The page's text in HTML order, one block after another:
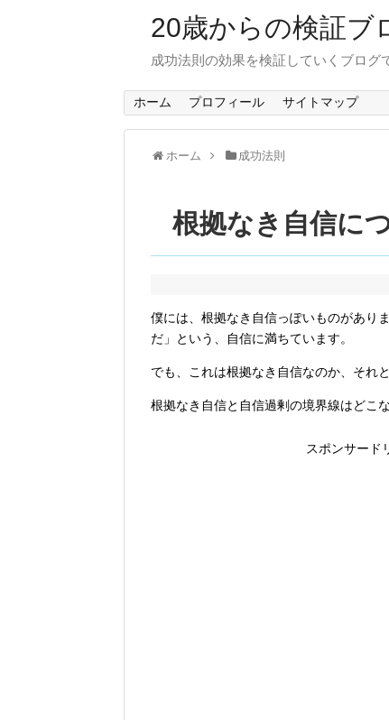
20歳からの検証ブ
成功法則の効果を検証していくブログ
ホーム プロフィール サイトマップ
ホーム 成功法則
根拠なき自信に
僕には、根拠なき自信っぽいものがあり
だ」という、自信に満ちています。
でも、これは根拠なき自信なのか、それ
根拠なき自信と自信過剰の境界線はどこ
スポンサード